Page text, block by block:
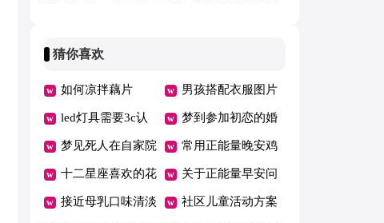
猜你喜欢
如何凉拌藕片 男孩搭配衣服图片
led灯具需要3c认
证吗
梦到参加初恋的婚
礼了什么意思
梦见死人在自家院
子里
常用正能量晚安鸡
汤汇总135句精选
十二星座喜欢的花
朵图片
关于正能量早安问
候语大全195句
接近母乳口味清淡 社区儿童活动方案